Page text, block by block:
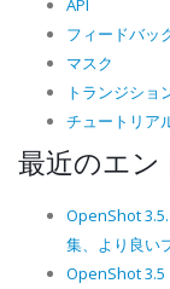
API
フィードバッ
マスク
トランジショ
チュートリア
最近のエン
OpenShot
集、より良い
OpenShot 3.5